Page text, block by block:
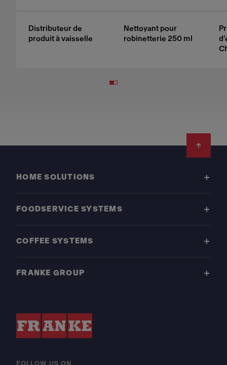
Distributeur de
produit à vaisselle
Nettoyant pour
robinetterie 250 ml
HOME SOLUTIONS
FOODSERVICE SYSTEMS
COFFEE SYSTEMS
FRANKE GROUP
FOLLOW US ON